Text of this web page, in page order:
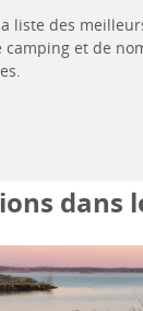
liste des
et de
dans